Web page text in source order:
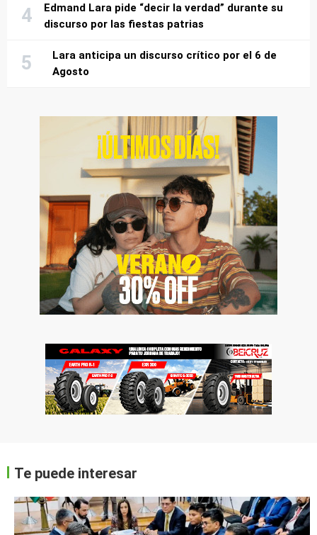
Edmand Lara pide “decir la verdad” durante su
discurso por las fiestas patrias
Lara anticipa un discurso crítico por el 6 de
Agosto
Te puede interesar